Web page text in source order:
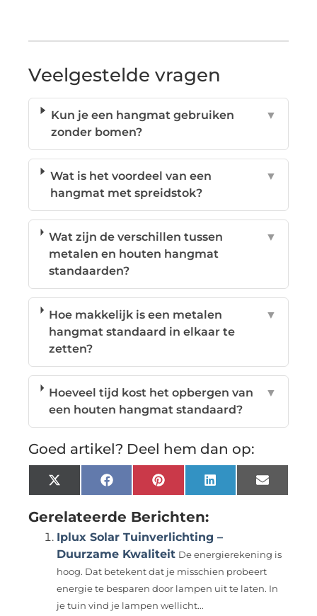
Veelgestelde vragen
Kun je een hangmat gebruiken
zonder bomen?
▼
Wat is het voordeel van een
hangmat met spreidstok?
▼
Wat zijn de verschillen tussen
metalen en houten hangmat
standaarden?
▼
Hoe makkelijk is een metalen
hangmat standaard in elkaar te
zetten?
▼
Hoeveel tijd kost het opbergen van
een houten hangmat standaard?
▼
Goed artikel? Deel hem dan op:
X
(Twitter)
FacebookPinterestLinkedInEmail
Gerelateerde Berichten:
Iplux Solar Tuinverlichting –
Duurzame Kwaliteit De energierekening is
hoog. Dat betekent dat je misschien probeert
energie te besparen door lampen uit te laten. In
je tuin vind je lampen wellicht...